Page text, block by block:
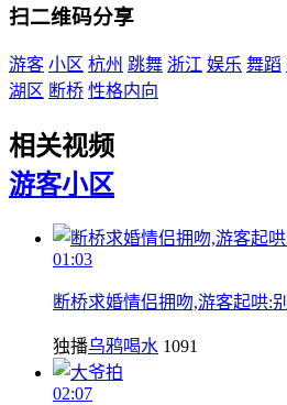
扫二维码分享
游客 小区 杭州 跳舞 浙江 娱乐 舞蹈
湖区 断桥 性格内向
相关视频
游客小区
01:03
断桥求婚情侣拥吻,游客起哄:
独播乌鸦喝水 1091
02:07